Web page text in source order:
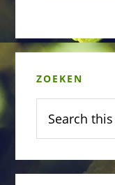
Primary
Sidebar
ZOEKEN
this
website